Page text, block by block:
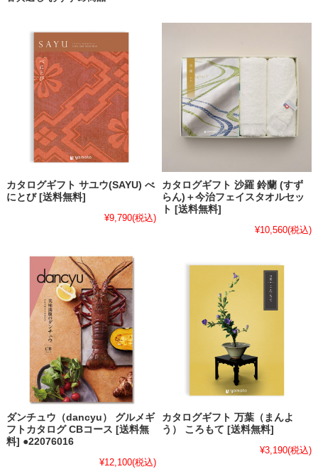
カタログギフト サユウ(SAYU) べ
にとび [送料無料]
¥9,790(税込)
カタログギフト 沙羅 鈴蘭 (すず
らん)＋今治フェイスタオルセッ
ト [送料無料]
¥10,560(税込)
ダンチュウ（dancyu） グルメギ
フトカタログ CBコース [送料無
料] ●22076016
¥12,100(税込)
カタログギフト 万葉（まんよ
う） ころもて [送料無料]
¥3,190(税込)